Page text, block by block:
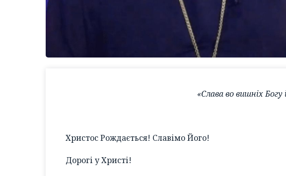
«Слава во вишніх
Христос Рождається! Славімо Його!
Дорогі у Христі!